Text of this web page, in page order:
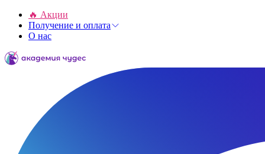
🔥 Акции
Получение и оплата
О нас